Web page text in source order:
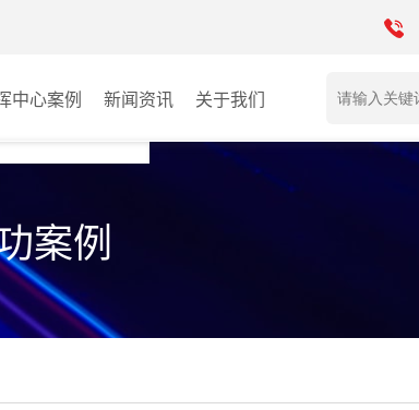
中心案例
政府指挥中心
数据指挥中心
监控指挥中心
新闻资讯 关于我们
案例